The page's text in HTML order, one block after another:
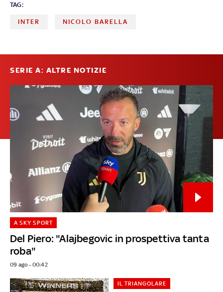
TAG:
INTER NICOLO BARELLA
SERIE A: ALTRE NOTIZIE
Del Piero: "Alajbegovic in prospettiva tanta
roba"
A SKY SPORT
09 ago - 00:42
IL TRIANGOLARE